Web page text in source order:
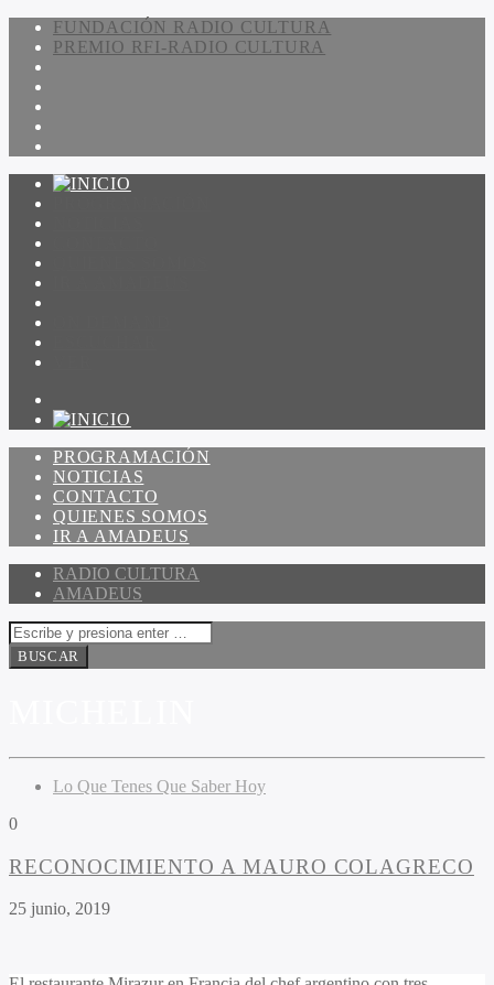
FUNDACIÓN RADIO CULTURA
PREMIO RFI-RADIO CULTURA
PROGRAMACIÓN
NOTICIAS
CONTACTO
QUIENES SOMOS
IR A AMADEUS
RADIO CULTURA
AMADEUS
Lo Que Tenes Que Saber Hoy
0
RECONOCIMIENTO A MAURO COLAGRECO
25 junio, 2019